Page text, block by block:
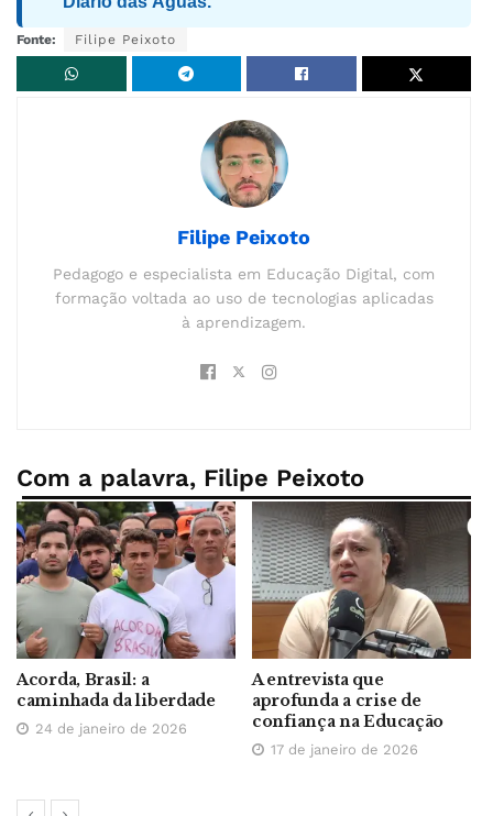
Fonte: Filipe Peixoto
Filipe Peixoto
Pedagogo e especialista em Educação Digital, com
formação voltada ao uso de tecnologias aplicadas
à aprendizagem.
Com a palavra, Filipe Peixoto
A entrevista que
aprofunda a crise de
confiança na Educação
Quando a lei vira
instrumento de
6 de janeiro de 2026